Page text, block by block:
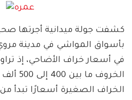
كشفت جولة ميدانية أجرتها
بأسواق المواشي في مدينة
في أسعار خراف الأضاحي، إذ
الخروف